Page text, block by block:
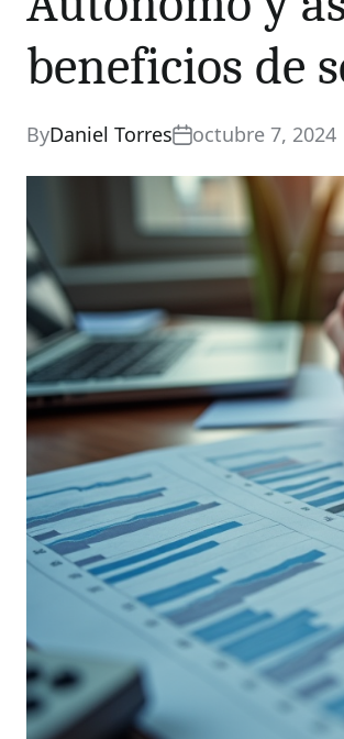
beneficios de
ByDaniel Torres octubre 7, 2024